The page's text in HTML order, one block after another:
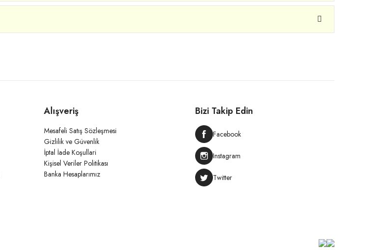
Alışveriş
Mesafeli Satış Sözleşmesi
Gizlilik ve Güvenlik
İptal İade Koşullari
Kişisel Veriler Politikası
Banka Hesaplarımız
Bizi Takip Edin
Facebook
Instagram
Twitter